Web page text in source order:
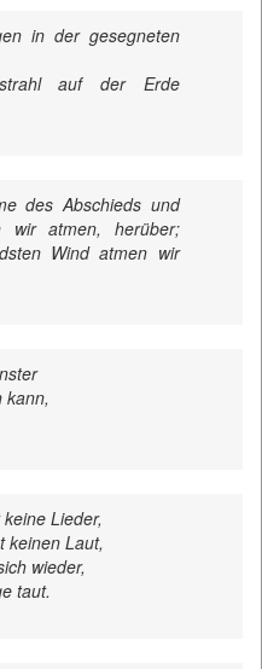
in der gesegneten
auf der Erde
des Abschieds und
wir atmen, herüber;
Wind atmen wir
kann,
Lieder,
keinen Laut,
wieder,
taut.